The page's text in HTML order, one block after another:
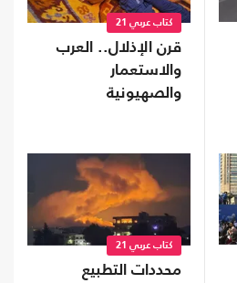
كتاب عربي 21
قرن الإذلال.. العرب
والاستعمار
والصهيونية
كتاب عربي 21
محددات التطبيع